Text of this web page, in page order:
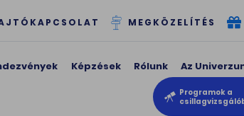
MEGKÖZELÍTÉS
Képzések Rólunk Az
Programok a